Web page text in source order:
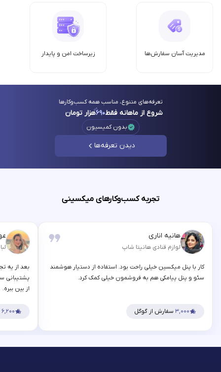
مدیریت آسان سفارش‌ها زیرساخت امن‌ و پایدار
تعرفه‌های متنوع، مناسب همه کسب‌وکارها
شروع از ماهانه فقط۶۹۰هزار تومان
بدون کمیسیون
دیدن تعرفه‌ها
تجربه کسب‌وکارهای میکسینی
هانیه اناری
لوازم قنادی هانیتا شاپ
کار با پنل میکسین خیلی راحت بود. استفاده از دستیار هوشمند
سئو و پنل پیامکی هم به فروشمون خیلی کمک کرد.
۳,۰۰۰ سفارش از گوگل
بعد از یه
پشتیبانی
از بین ببره.
۶,۲۰۰